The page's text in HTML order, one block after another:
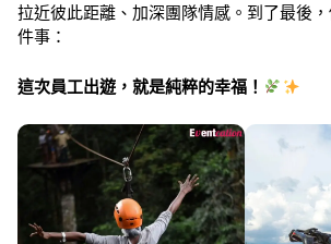
拉近彼此距離、加深團隊情感。到了最後
件事：
這次員工出遊，就是純粹的幸福！